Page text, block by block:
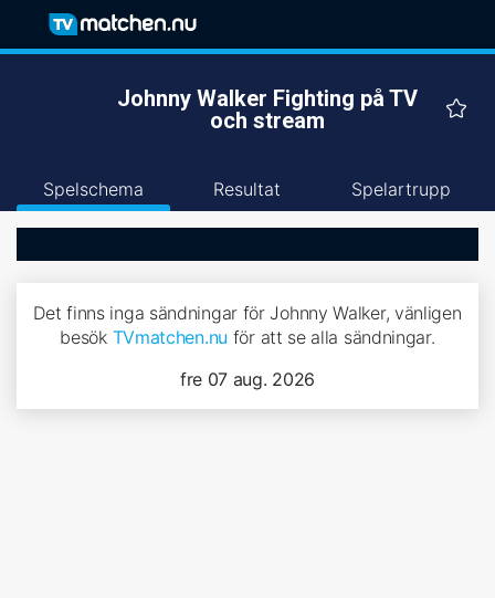
Johnny Walker Fighting på TV
och stream
Spelschema Resultat Spelartrupp
Det finns inga sändningar för Johnny Walker, vänligen
besök TVmatchen.nu för att se alla sändningar.
fre 07 aug. 2026